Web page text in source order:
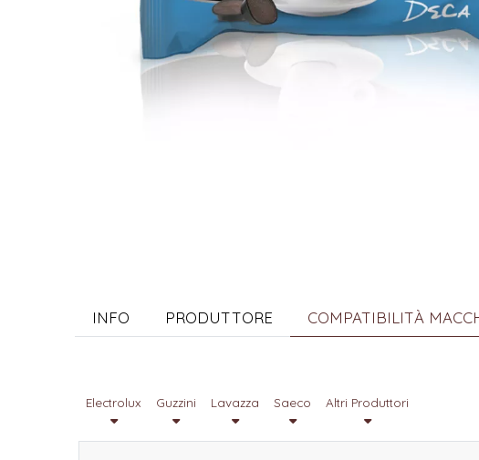
INFO PRODUTTORE COMPATIBILITÀ
Electrolux Guzzini Lavazza Saeco Altri Produttori